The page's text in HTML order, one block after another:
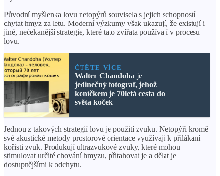
Původní myšlenka lovu netopýrů souvisela s jejich schopností
chytat hmyz za letu. Moderní výzkumy však ukazují, že existují i ​​
jiné, nečekanější strategie, které tato zvířata používají v procesu
lovu.
ČTĚTE VÍCE
Walter Chandoha je
jedinečný fotograf, jehož
koníčkem je 70letá cesta do
světa koček
Jednou z takových strategií lovu je použití zvuku. Netopýři kromě
své akustické metody prostorové orientace využívají k přilákání
kořisti zvuk. Produkují ultrazvukové zvuky, které mohou
stimulovat určité chování hmyzu, přitahovat je a dělat je
dostupnějšími k odchytu.